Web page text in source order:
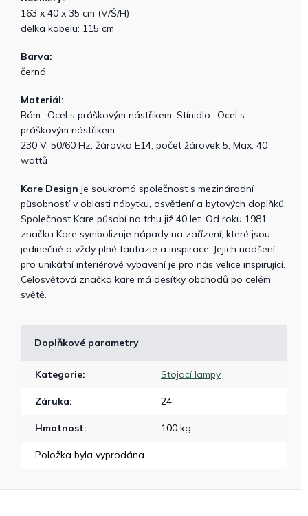
163 x 40 x 35 cm (V/Š/H)
délka kabelu: 115 cm
Barva:
černá
Materiál:
Rám- Ocel s práškovým nástřikem, Stínidlo- Ocel s
práškovým nástřikem
230 V, 50/60 Hz, žárovka E14, počet žárovek 5, Max. 40
wattů
Kare Design je soukromá společnost s mezinárodní
působností v oblasti nábytku, osvětlení a bytových doplňků.
Společnost Kare působí na trhu již 40 let. Od roku 1981
značka Kare symbolizuje nápady na zařízení, které jsou
jedinečné a vždy plné fantazie a inspirace. Jejich nadšení
pro unikátní interiérové ​​vybavení je pro nás velice inspirující.
Celosvětová značka kare má desítky obchodů po celém
světě.
Doplňkové parametry
Kategorie: Stojací lampy
Záruka: 24
Hmotnost: 100 kg
Položka byla vyprodána…